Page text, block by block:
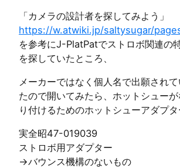
「カメラの設計者を探してみよう」
https://w.atwiki.jp/saltysugar/
を参考にJ-PlatPatでストロボ関連の
を探していたところ、
メーカーではなく個人名で出願され
たので開いてみたら、ホットシュー
り付けるためのホットシューアダプタ
実全昭47-019039
ストロボ用アダプター
→バウンス機構のないもの